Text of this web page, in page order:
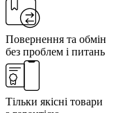
Повернення та обмін
без проблем і питань
Тільки якісні товари